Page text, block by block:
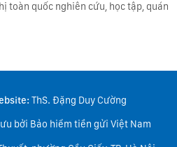
toàn quốc nghiên cứu, học tập, quán
ThS. Đặng Duy Cường
bởi Bảo hiểm tiền gửi Việt Nam